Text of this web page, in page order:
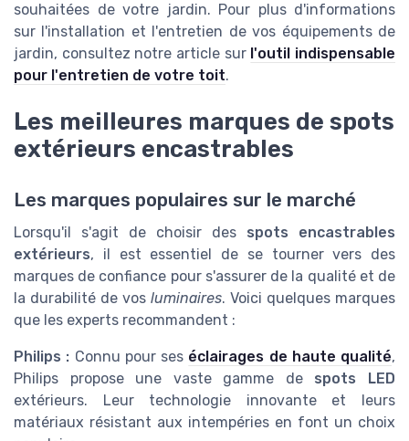
souhaitées de votre jardin. Pour plus d'informations
sur l'installation et l'entretien de vos équipements de
jardin, consultez notre article sur l'outil indispensable
pour l'entretien de votre toit.
Les meilleures marques de spots
extérieurs encastrables
Les marques populaires sur le marché
Lorsqu'il s'agit de choisir des spots encastrables
extérieurs, il est essentiel de se tourner vers des
marques de confiance pour s'assurer de la qualité et de
la durabilité de vos luminaires. Voici quelques marques
que les experts recommandent :
Philips : Connu pour ses éclairages de haute qualité,
Philips propose une vaste gamme de spots LED
extérieurs. Leur technologie innovante et leurs
matériaux résistant aux intempéries en font un choix